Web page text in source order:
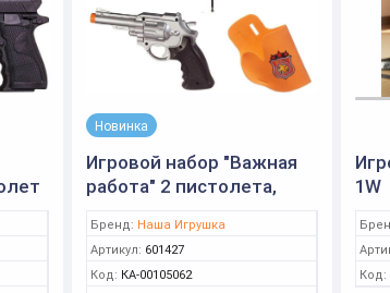
Новинка
Игровой набор "Важная
работа" 2 пистолета,
присосках, PT-01764
Бренд: Наша Игрушка
Артикул: 601427
Код: КА-00105062
1W
Код: